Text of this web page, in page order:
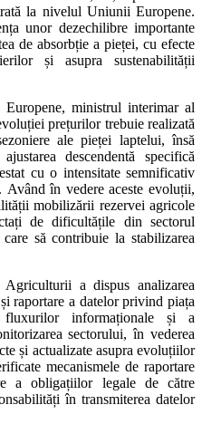
la nivelul Uniunii Europene.
unor dezechilibre importante
de absorbție a pieței, cu efecte
și asupra sustenabilității
ministrul interimar al
prețurilor trebuie realizată
ale pieței laptelui, însă
descendentă specifică
cu o intensitate semnificativ
în vedere aceste evoluții,
mobilizării rezervei agricole
de dificultățile din sectorul
să contribuie la stabilizarea
a dispus analizarea
raportare a datelor privind piața
informaționale și a
sectorului, în vederea
și actualizate asupra evoluțiilor
mecanismele de raportare
a obligațiilor legale de către
în transmiterea datelor